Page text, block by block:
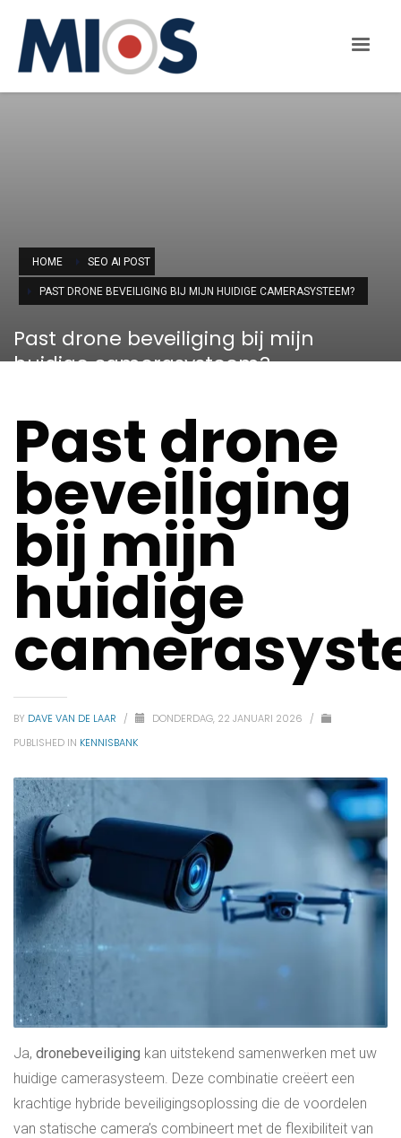
HOME SEO AI POST
PAST DRONE BEVEILIGING BIJ MIJN HUIDIGE CAMERASYSTEEM?
Past drone beveiliging bij mijn
huidige camerasysteem?
Past drone
beveiliging
bij mijn
huidige
BY DAVE VAN DE LAAR / DONDERDAG, 22 JANUARI 2026
/
PUBLISHED IN KENNISBANK
Ja, dronebeveiliging kan uitstekend samenwerken met uw
huidige camerasysteem. Deze combinatie creëert een
krachtige hybride beveiligingsoplossing die de voordelen
van statische camera’s combineert met de flexibiliteit van